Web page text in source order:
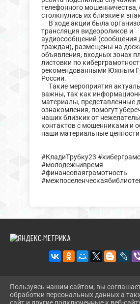
телефонного
столкнулись их близкие и
В ходе акции была
трансляция видеороликов и
аудиосообщений (сообщения
граждан), размещены на
объявления, входных зонах
листовки по
рекомендованными Южным
России.
Такие мероприятия
важны, так как
материалы, представленные
ознакомления, помогут
наших близких от
контактов с мошенниками и
наши материальные
#КладиТрубку23
#молодежьивремя
#финансоваяграмотность
2026 Г. DINBIBL.RU
ВХОД
Пользуясь нашим сайтом, вы
обработки персональных данных а